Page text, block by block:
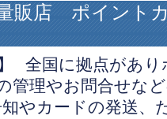
販店 ポイント
全国に拠点があ
管理やお問合せな
やカードの発送、